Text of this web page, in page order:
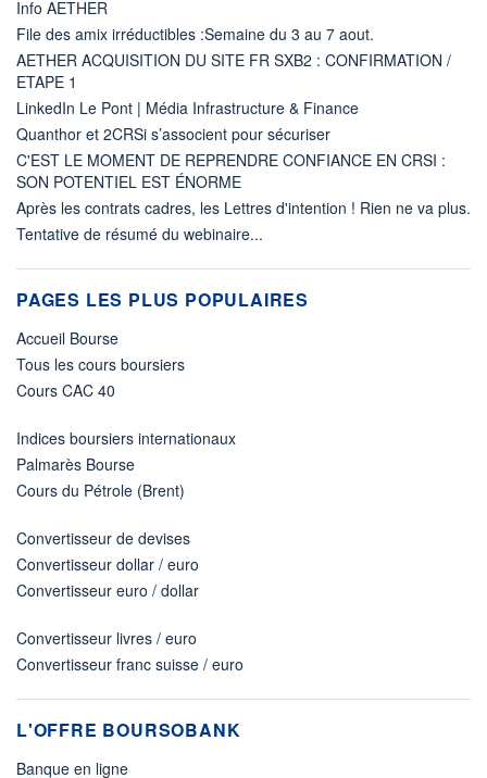
Info AETHER
File des amix irréductibles :Semaine du 3 au 7 aout.
AETHER ACQUISITION DU SITE FR SXB2 : CONFIRMATION /
ETAPE 1
LinkedIn Le Pont | Média Infrastructure & Finance
Quanthor et 2CRSi s’associent pour sécuriser
C'EST LE MOMENT DE REPRENDRE CONFIANCE EN CRSI :
SON POTENTIEL EST ÉNORME
Après les contrats cadres, les Lettres d'intention ! Rien ne va plus.
Tentative de résumé du webinaire...
PAGES LES PLUS POPULAIRES
Accueil Bourse
Tous les cours boursiers
Cours CAC 40
Indices boursiers internationaux
Palmarès Bourse
Cours du Pétrole (Brent)
Convertisseur de devises
Convertisseur dollar / euro
Convertisseur euro / dollar
Convertisseur livres / euro
Convertisseur franc suisse / euro
L'OFFRE BOURSOBANK
Banque en ligne